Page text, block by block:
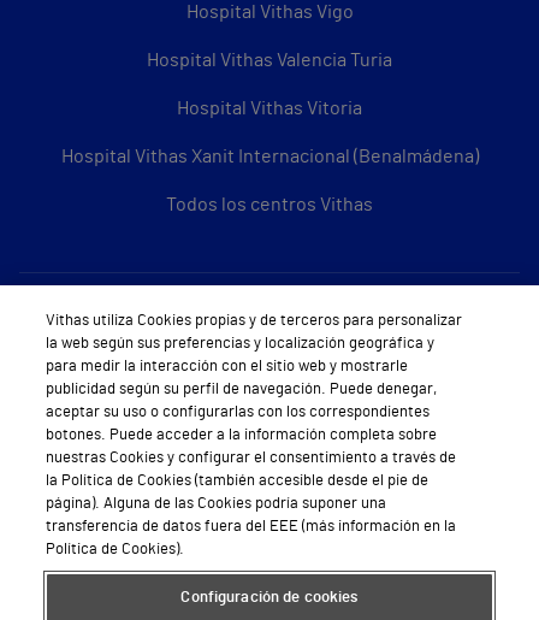
Hospital Vithas Vigo
Hospital Vithas Valencia Turia
Hospital Vithas Vitoria
Hospital Vithas Xanit Internacional (Benalmádena)
Todos los centros Vithas
Sobre Vithas
Quiénes somos
Trabajar en Vithas
Teléfono Cita Médica
Teléfono Atención al Cliente
Política de seguridad y salud en el trabajo
Conoce a Supervita
Vithas utiliza Cookies propias y de terceros para personalizar
la web según sus preferencias y localización geográfica y
para medir la interacción con el sitio web y mostrarle
publicidad según su perfil de navegación. Puede denegar,
aceptar su uso o configurarlas con los correspondientes
botones. Puede acceder a la información completa sobre
nuestras Cookies y configurar el consentimiento a través de
la Política de Cookies (también accesible desde el pie de
página). Alguna de las Cookies podría suponer una
transferencia de datos fuera del EEE (más información en la
Política de Cookies).
Configuración de cookies